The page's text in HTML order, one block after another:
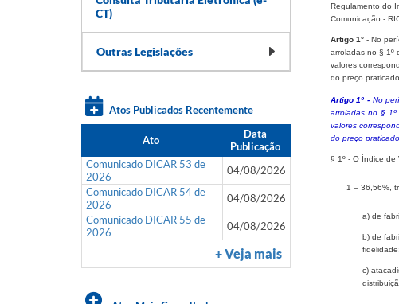
CT)
Outras Legislações
Atos Publicados Recentemente
Ato
Data
Publicação
Comunicado DICAR 53 de
2026
04/08/2026
Comunicado DICAR 54 de
2026
04/08/2026
Comunicado DICAR 55 de
2026
04/08/2026
+ Veja mais
Regulamento do
Comunicação -
Artigo 1° - No
arroladas no § 1º
valores
do preço
Artigo 1º - No
arroladas no §
valores
do preço
§ 1º - O Índice de
1 – 36,56%,
a) de
b) de
fidelidade;
c)